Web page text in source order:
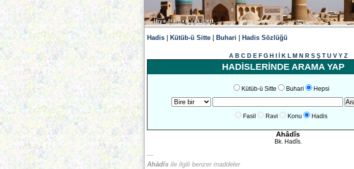
Hadis Kütüb-ü Sitte Buhari Hadis Sözlüğü
A B C D E F G H K L M N R S Ş T U V Y Z
HADİSLERİNDE ARAMA YAP
Kütüb-ü Sitte Buhari Hepsi
Fasil Ravi Konu Hadis
Ahâdîs
Bk. Hadîs.
---
Ahâdîs ile ilgili benzer maddeler